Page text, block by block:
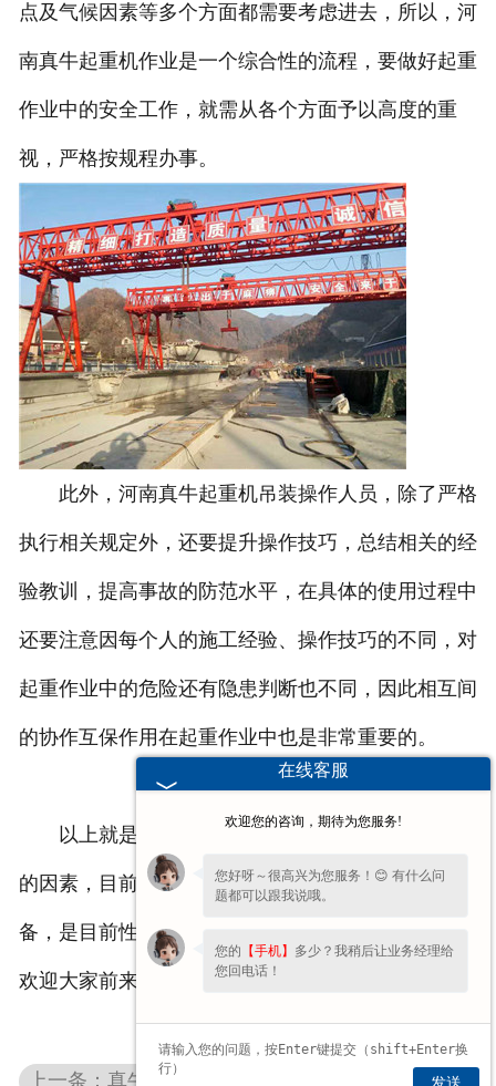
点及气候因素等多个方面都需要考虑进去，所以，河
南真牛起重机作业是一个综合性的流程，要做好起重
作业中的安全工作，就需从各个方面予以高度的重
视，严格按规程办事。
此外，河南真牛起重机吊装操作人员，除了严格
执行相关规定外，还要提升操作技巧，总结相关的经
验教训，提高事故的防范水平，在具体的使用过程中
还要注意因每个人的施工经验、操作技巧的不同，对
起重作业中的危险还有隐患判断也不同，因此相互间
的协作互保作用在起重作业中也是非常重要的。
以上就是河南真牛起重机在使用过程中需要考虑
的因素，目前真牛起重专业生产各种类型的起重机设
备，是目前性价比较高的起重品牌，品质更有保证，
欢迎大家前来了解。
上一条：真牛起重机主梁报废标准
在线客服
欢迎您的咨询，期待为您服务!
您好呀～很高兴为您服务！😊 有什么问
题都可以跟我说哦。
您的 【手机】 多少？我稍后让业务经理给
您回电话！